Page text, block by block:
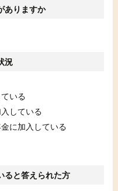
ありますか
況
いる
している
に加入している
ると答えられた方